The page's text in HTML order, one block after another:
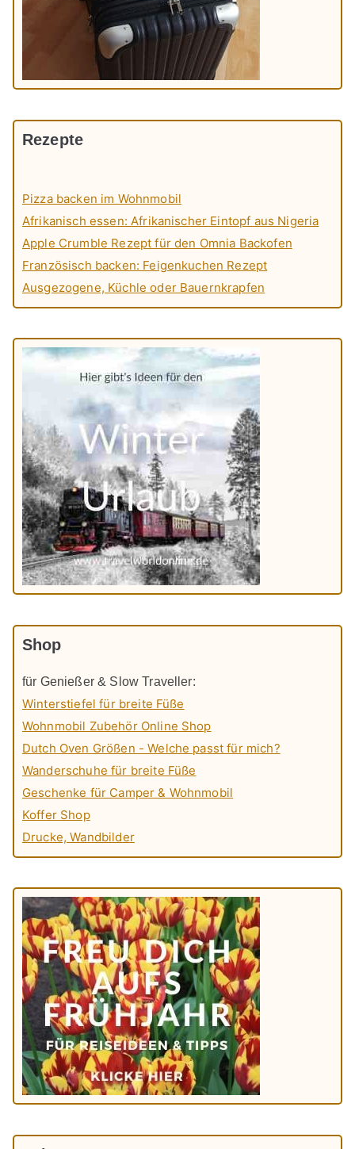
Rezepte
Pizza backen im Wohnmobil
Afrikanisch essen: Afrikanischer Eintopf aus Nigeria
Apple Crumble Rezept für den Omnia Backofen
Französisch backen: Feigenkuchen Rezept
Ausgezogene, Küchle oder Bauernkrapfen
Shop
für Genießer & Slow Traveller:
Winterstiefel für breite Füße
Wohnmobil Zubehör Online Shop
Dutch Oven Größen - Welche passt für mich?
Wanderschuhe für breite Füße
Geschenke für Camper & Wohnmobil
Koffer Shop
Drucke, Wandbilder